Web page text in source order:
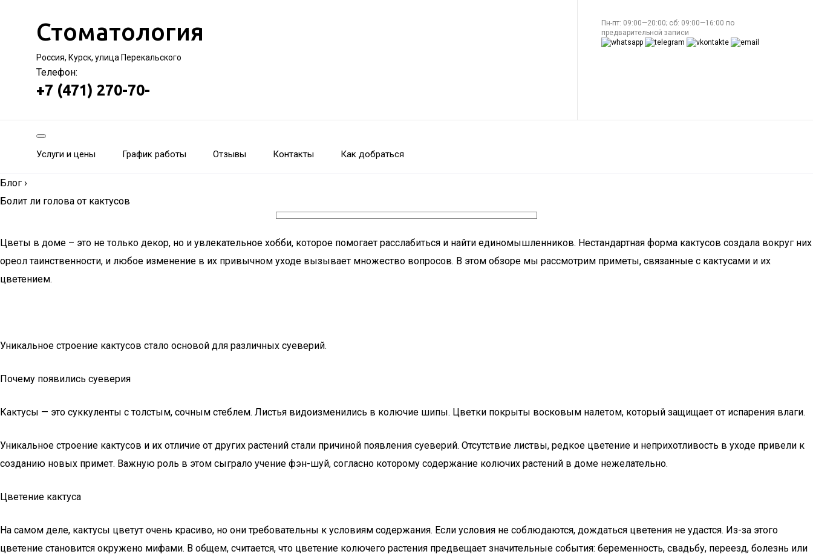
Стоматология
Россия, Курск, улица Перекальского
Телефон:
+7 (471) 270-70-
Пн-пт: 09:00—20:00; сб: 09:00—16:00 по
предварительной записи
Услуги и цены График работы Отзывы Контакты Как добраться
Блог ›
Болит ли голова от кактусов
Цветы в доме – это не только декор, но и увлекательное хобби, которое помогает расслабиться и найти единомышленников. Нестандартная форма кактусов создала вокруг них
ореол таинственности, и любое изменение в их привычном уходе вызывает множество вопросов. В этом обзоре мы рассмотрим приметы, связанные с кактусами и их
цветением.
Уникальное строение кактусов стало основой для различных суеверий.
Почему появились суеверия
Кактусы — это суккуленты с толстым, сочным стеблем. Листья видоизменились в колючие шипы. Цветки покрыты восковым налетом, который защищает от испарения влаги.
Уникальное строение кактусов и их отличие от других растений стали причиной появления суеверий. Отсутствие листвы, редкое цветение и неприхотливость в уходе привели к
созданию новых примет. Важную роль в этом сыграло учение фэн-шуй, согласно которому содержание колючих растений в доме нежелательно.
Цветение кактуса
На самом деле, кактусы цветут очень красиво, но они требовательны к условиям содержания. Если условия не соблюдаются, дождаться цветения не удастся. Из-за этого
цветение становится окружено мифами. В общем, считается, что цветение колючего растения предвещает значительные события: беременность, свадьбу, переезд, болезнь или